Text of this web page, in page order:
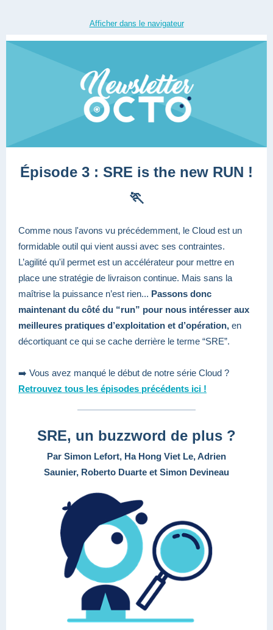
Afficher dans le navigateur
Épisode 3 : SRE is the new RUN !
🏃
Comme nous l'avons vu précédemment, le Cloud est un
formidable outil qui vient aussi avec ses contraintes.
L’agilité qu'il permet est un accélérateur pour mettre en
place une stratégie de livraison continue. Mais sans la
maîtrise la puissance n’est rien... Passons donc
maintenant du côté du “run” pour nous intéresser aux
meilleures pratiques d’exploitation et d’opération, en
décortiquant ce qui se cache derrière le terme “SRE”.
➡️ Vous avez manqué le début de notre série Cloud ?
Retrouvez tous les épisodes précédents ici !
SRE, un buzzword de plus ?
Par Simon Lefort, Ha Hong Viet Le, Adrien
Saunier, Roberto Duarte et Simon Devineau